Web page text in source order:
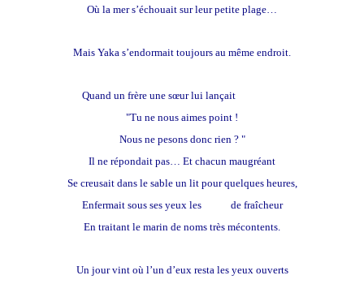
Où la mer s’échouait sur leur petite plage…
Mais Yaka s’endormait toujours au même endroit.
Quand un frère une sœur lui lançait
"Tu ne nous aimes point !
Nous ne pesons donc rien ? "
Il ne répondait pas… Et chacun maugréant
Se creusait dans le sable un lit pour quelques heures,
Enfermait sous ses yeux les
de fraîcheur
En traitant le marin de noms très mécontents.
Un jour vint où l’un d’eux resta les yeux ouverts